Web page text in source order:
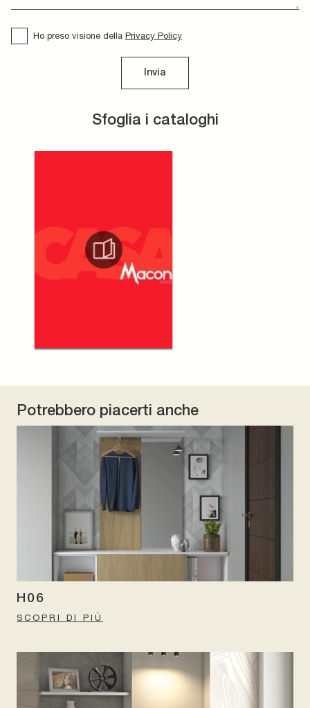
Sfoglia i cataloghi
Ho preso visione della Privacy Policy
Invia
Potrebbero piacerti anche
H06
SCOPRI DI PIÙ